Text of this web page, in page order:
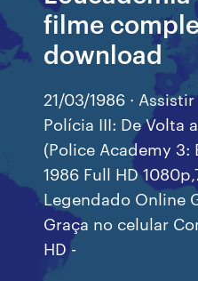
filme
download
21/03/1986 ·
Polícia III: De Volta
(Police Academy 3:
1986 Full HD
Legendado Online
Graça no celular
HD -